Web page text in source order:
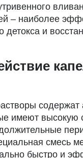
– наиболее
детокса и
содержат
имеют высокую
смесь
быстро и